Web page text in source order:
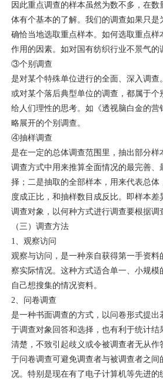
因此重点调查的样本虽然为数不多，在
体有个基本的了解。我们的调查如果只
确恰当地选取重点样本。如何选取重点
作用的因素。如对国有纺织行业不景气的
③个别调查
是对某个特殊单位进行的全面、深入调
或对某个落后典型单位的调查，都属于
给人们理性的思考。如《透视脑白金的
略展开的个别调查。
④抽样调查
是在一定的总体调查范围里，抽出部分
调查方式中用来推算全面情况的最完善
择；二是抽取的全部样本，用来代表总
度成正比，和抽样数目成反比。即样本
调查对象，以何种方式进行调查要根据调
（三）调查方法
1、观察访问
观察与访问，是一种亲自获得第一手资
察实际情况。这种方式适合单一、小规
自己想搜集的情况资料。
2、问卷调查
是一种书面调查的方式，以问卷形式提
于调查对象回答和选择，也有利于统计
清楚，不致引起歧义或令被调查者无从
于问卷调查可避免调查者与被调查者之
况。特别是现在有了电子计算机等先进